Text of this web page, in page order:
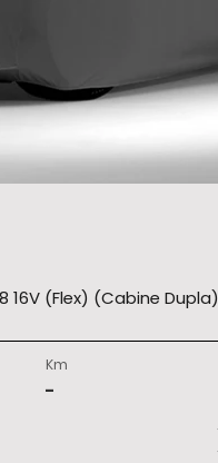
16V (Flex) (Cabine Dupla)
Km
-